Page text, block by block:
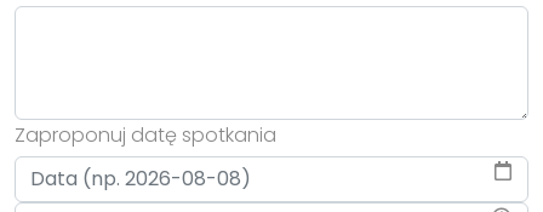
Zaproponuj datę spotkania